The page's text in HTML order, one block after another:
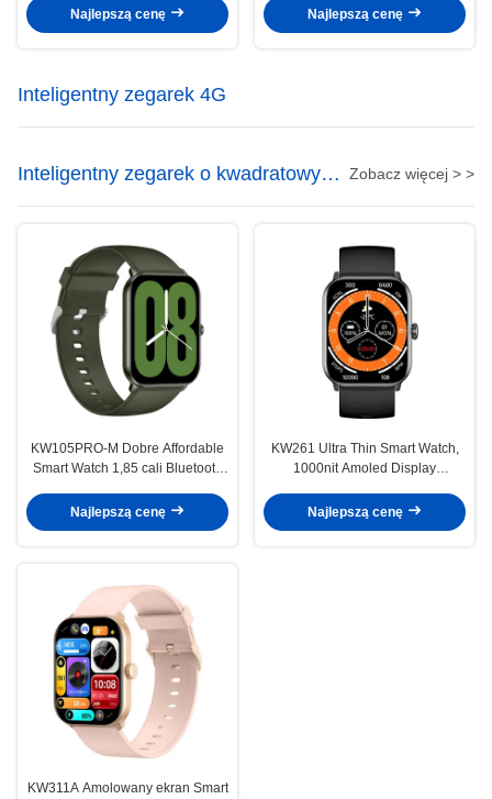
Calling
Najlepszą cenę
Najlepszą cenę
Inteligentny zegarek 4G
Inteligentny zegarek o kwadratowym
kształcie
Zobacz więcej > >
KW105PRO-M Dobre Affordable
Smart Watch 1,85 cali Bluetooth
wyświetlacz
Najlepszą cenę
KW261 Ultra Thin Smart Watch,
1000nit Amoled Display
Najlepszą cenę
KW311A Amolowany ekran Smart